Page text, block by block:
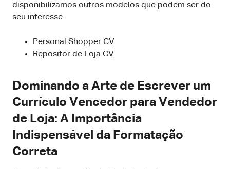
disponibilizamos outros modelos que podem ser do
seu interesse.
Personal Shopper CV
Repositor de Loja CV
Dominando a Arte de Escrever um
Currículo Vencedor para Vendedor
de Loja: A Importância
Indispensável da Formatação
Correta